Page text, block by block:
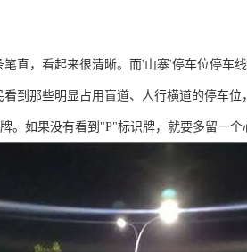
直，看起来很清晰。而'山寨'停车位停车
到那些明显占用盲道、人行横道的停车位
。如果没有看到"P"标识牌，就要多留一